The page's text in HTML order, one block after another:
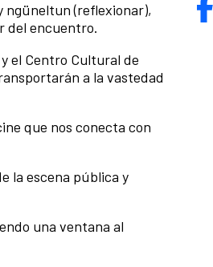
ngüneltun (reflexionar),
del encuentro.
el Centro Cultural de
a la vastedad
que nos conecta con
la escena pública y
una ventana al